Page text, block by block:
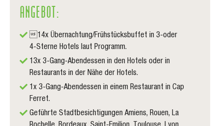
ANGEBOT:
14x Übernachtung/Frühstücksbuffet in 3-oder
4-Sterne Hotels laut Programm.
13x 3-Gang-Abendessen in den Hotels oder in
Restaurants in der Nähe der Hotels.
1x 3-Gang-Abendessen in einem Restaurant in Cap
Ferret.
Geführte Stadtbesichtigungen Amiens, Rouen, La